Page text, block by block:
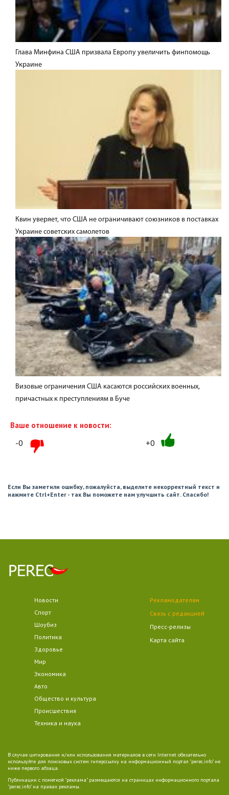
Глава Минфина США призвала Европу увеличить финпомощь
Украине
Квин уверяет, что США не ограничивают союзников в поставках
Украине советских самолетов
Визовые ограничения США касаются российских военных,
причастных к преступлениям в Буче
Ваше отношение к новости:
-0 +0
Если Вы заметили ошибку, пожалуйста, выделите некорректный текст и
нажмите Ctrl+Enter - так Вы поможете нам улучшить сайт. Спасибо!
Новости
Спорт
Шоубиз
Политика
Здоровье
Мир
Экономика
Авто
Общество и культура
Происшествия
Техника и наука
Рекламодателям
Связь с редакцией
Пресс-релизы
Карта сайта
В случае цитирования и/или использования материалов в сети Internet обязательно
используйте для поисковых систем гиперссылку на информационный портал "perec.info" не
ниже первого абзаца.
Публикации с пометкой "реклама" размещаются на страницах информационного портала
"perec.info" на правах рекламы.